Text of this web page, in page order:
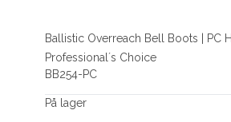
Ballistic Overreach Bell Boots | PC
Professional´s Choice
BB254-PC
På lager